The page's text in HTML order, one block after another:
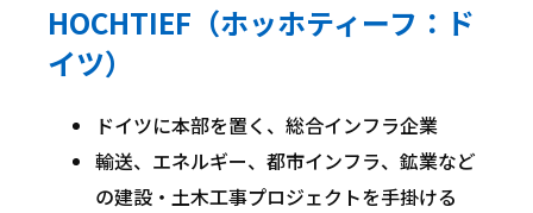
HOCHTIEF（ホッホティーフ：ド
イツ）
ドイツに本部を置く、総合インフラ企業
輸送、エネルギー、都市インフラ、鉱業など
の建設・土木工事プロジェクトを手掛ける